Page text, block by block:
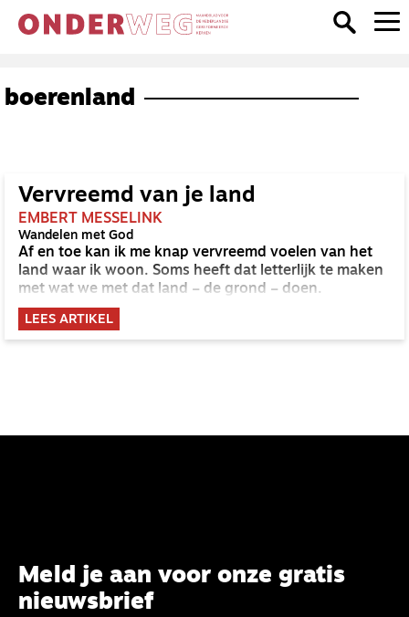
boerenland
Vervreemd van je land
EMBERT MESSELINK
Wandelen met God
Af en toe kan ik me knap vervreemd voelen van het
land waar ik woon. Soms heeft dat letterlijk te maken
met wat we met dat land – de grond – doen.
LEES ARTIKEL
Meld je aan voor onze gratis
nieuwsbrief